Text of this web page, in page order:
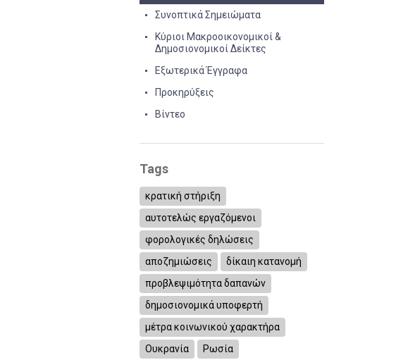
Συνοπτικά Σημειώματα
Κύριοι Μακροοικονομικοί &
Δημοσιονομικοί Δείκτες
Εξωτερικά Έγγραφα
Προκηρύξεις
Βίντεο
Tags
κρατική στήριξη
αυτοτελώς εργαζόμενοι
φορολογικές δηλώσεις
αποζημιώσεις
δίκαιη κατανομή
προβλεψιμότητα δαπανών
δημοσιονομικά υποφερτή
μέτρα κοινωνικού χαρακτήρα
Ουκρανία
Ρωσία